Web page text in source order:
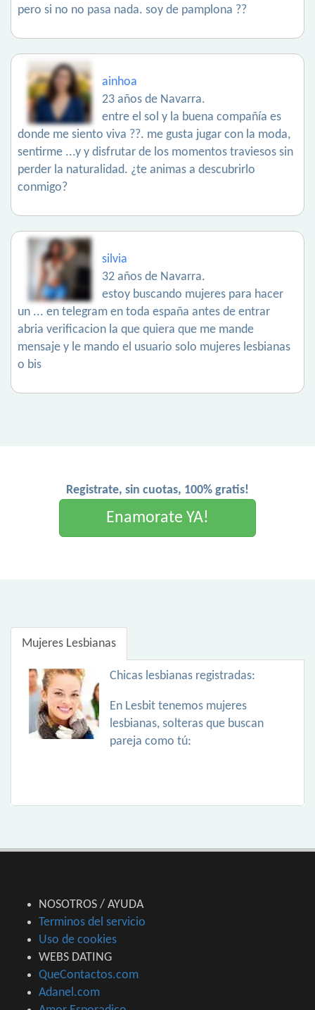
pero si no no pasa nada. soy de pamplona ??
ainhoa
23 años de Navarra.
entre el sol y la buena compañía es
donde me siento viva ??. me gusta jugar con la moda,
sentirme ...y y disfrutar de los momentos traviesos sin
perder la naturalidad. ¿te animas a descubrirlo
conmigo?
silvia
32 años de Navarra.
estoy buscando mujeres para hacer
un ... en telegram en toda españa antes de entrar
abria verificacion la que quiera que me mande
mensaje y le mando el usuario solo mujeres lesbianas
o bis
Registrate, sin cuotas, 100% gratis!
Enamorate YA!
Mujeres Lesbianas
Chicas lesbianas registradas:
En Lesbit tenemos mujeres
lesbianas, solteras que buscan
pareja como tú:
NOSOTROS / AYUDA
Terminos del servicio
Uso de cookies
WEBS DATING
QueContactos.com
Adanel.com